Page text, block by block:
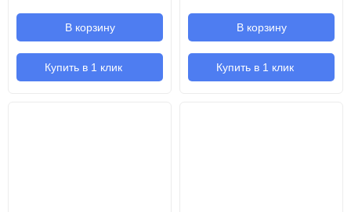
В корзину
Купить в 1 клик
В корзину
Купить в 1 клик